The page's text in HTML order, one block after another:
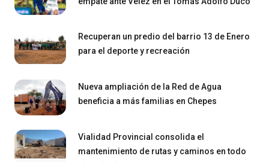
Recuperan un predio del barrio 13 de Enero
para el deporte y recreación
Nueva ampliación de la Red de Agua
beneficia a más familias en Chepes
Vialidad Provincial consolida el
mantenimiento de rutas y caminos en todo